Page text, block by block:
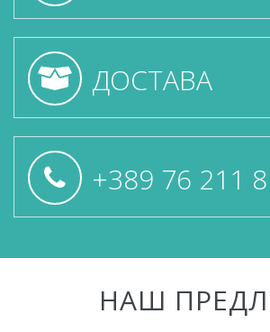
ДОСТАВА
+389 76 211
НАШ